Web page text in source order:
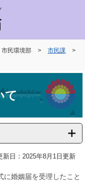
市民環境部 > 市民課
>
て
新日：2025年8月1日更新
に婚姻届を受理したこと